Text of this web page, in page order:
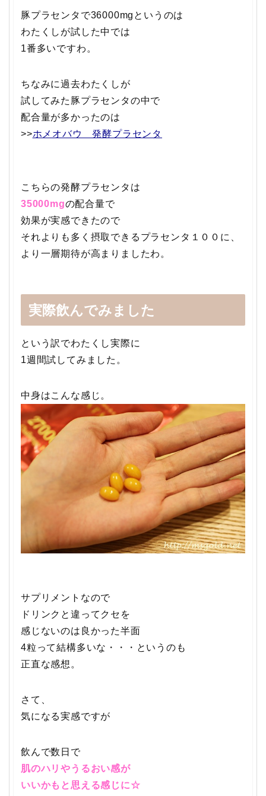
豚プラセンタで36000mgというのは
わたくしが試した中では
1番多いですわ。
ちなみに過去わたくしが
試してみた豚プラセンタの中で
配合量が多かったのは
>>ホメオバウ 発酵プラセンタ
こちらの発酵プラセンタは
35000mgの配合量で
効果が実感できたので
それよりも多く摂取できるプラセンタ１００に、
より一層期待が高まりましたわ。
実際飲んでみました
という訳でわたくし実際に
1週間試してみました。
中身はこんな感じ。
サプリメントなので
ドリンクと違ってクセを
感じないのは良かった半面
4粒って結構多いな・・・というのも
正直な感想。
さて、
気になる実感ですが
飲んで数日で
肌のハリやうるおい感が
いいかもと思える感じに☆